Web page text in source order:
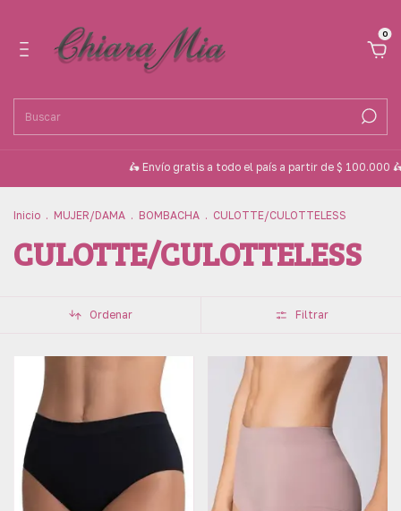
0
🛵 Envío gratis a todo el país a partir de $ 100.000 🛵 💳 3
Inicio . MUJER/DAMA . BOMBACHA . CULOTTE/CULOTTELESS
CULOTTE/CULOTTELESS
Ordenar Filtrar